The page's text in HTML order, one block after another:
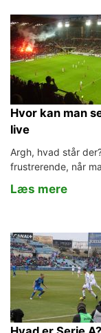
Hvor kan man
live
Argh, hvad står
frustrerende, når
Læs mere